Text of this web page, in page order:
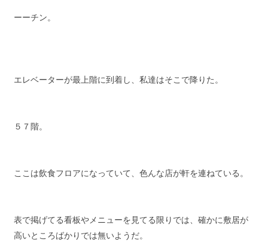
ーーチン。
エレベーターが最上階に到着し、私達はそこで降りた。
５７階。
ここは飲食フロアになっていて、色んな店が軒を連ねている。
表で掲げてる看板やメニューを見てる限りでは、確かに敷居が
高いところばかりでは無いようだ。